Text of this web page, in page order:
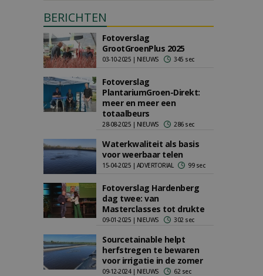
BERICHTEN
Fotoverslag
GrootGroenPlus 2025
03-10-2025 | NIEUWS 345 sec
Fotoverslag
PlantariumGroen-Direkt:
meer en meer een
totaalbeurs
28-08-2025 | NIEUWS 286 sec
Waterkwaliteit als basis
voor weerbaar telen
15-04-2025 | ADVERTORIAL 99 sec
Fotoverslag Hardenberg
dag twee: van
Masterclasses tot drukte
09-01-2025 | NIEUWS 302 sec
Sourcetainable helpt
herfstregen te bewaren
voor irrigatie in de zomer
09-12-2024 | NIEUWS 62 sec